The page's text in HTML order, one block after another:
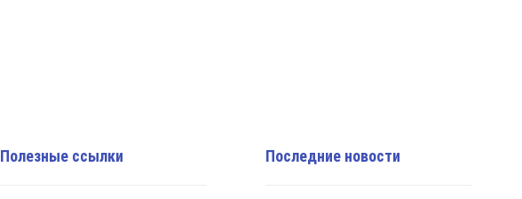
Полезные ссылки Последние новости